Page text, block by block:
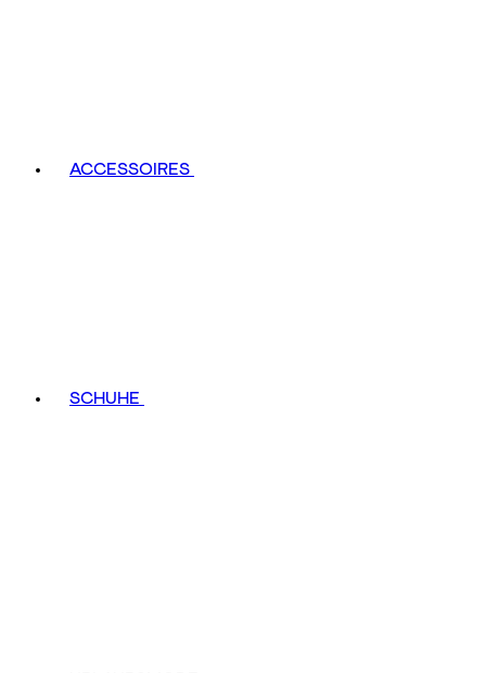
ACCESSOIRES
SCHUHE